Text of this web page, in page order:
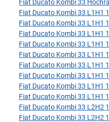
Fiat Ducato Kombi 33
Fiat Ducato Kombi 33 L1H1
Fiat Ducato Kombi 33 L1H1
Fiat Ducato Kombi 33 L1H1
Fiat Ducato Kombi 33 L1H1
Fiat Ducato Kombi 33 L1H1
Fiat Ducato Kombi 33 L1H1
Fiat Ducato Kombi 33 L1H1
Fiat Ducato Kombi 33 L1H1
Fiat Ducato Kombi 33 L1H1
Fiat Ducato Kombi 33 L2H2
Fiat Ducato Kombi 33 L2H2